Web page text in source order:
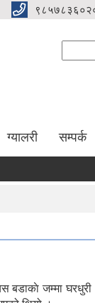
ग्यालरी सम्पर्क
बडाकाे जम्मा